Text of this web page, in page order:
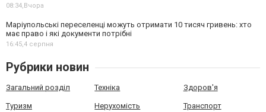
08:34,Вчора
Маріупольські переселенці можуть отримати 10 тисяч гривень: хто
має право і які документи потрібні
16:45,4 серпня
Рубрики новин
Загальний розділ Техніка Здоров'я
Туризм Нерухомість Транспорт